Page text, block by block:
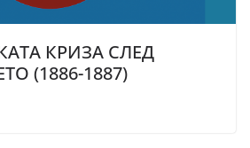
КРИЗА СЛЕД
(1886-1887)